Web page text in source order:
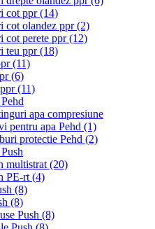
cot ppr(14)
cot olandez ppr(2)
cot perete ppr(12)
teu ppr(18)
(11)
(6)
(11)
apa compresiune
pentru apa Pehd (1)
protectie Pehd (2)
multistrat (20)
PE-rt (4)
(8)
(8)
Push (8)